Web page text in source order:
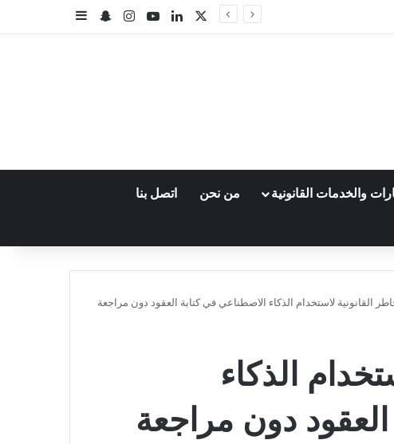
لينكدإن‫YouTubeانستقرامسناب تشات
إضافة عمود
والخدمات القانونية من نحن اتصل بنا
القانونية لاستخدام الذكاء الاصطناعي في كتابة العقود دون مراجعة
الذكاء
دون مراجعة